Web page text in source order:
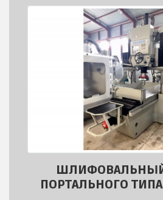
ПОРТАЛЬНОГО